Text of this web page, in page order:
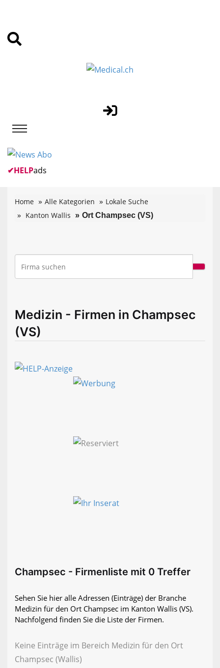
✔HELPads
Home Alle Kategorien
Lokale Suche
Kanton Wallis
Ort Champsec (VS)
Medizin - Firmen in Champsec
(VS)
Champsec - Firmenliste mit 0 Treffer
Sehen Sie hier alle Adressen (Einträge) der Branche
Medizin für den Ort Champsec im Kanton Wallis (VS).
Nachfolgend finden Sie die Liste der Firmen.
Keine Einträge im Bereich Medizin für den Ort
Champsec (Wallis)